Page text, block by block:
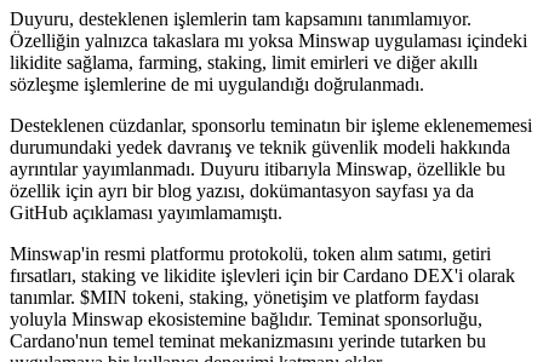
Duyuru, desteklenen işlemlerin tam kapsamını tanımlamıyor.
Özelliğin yalnızca takaslara mı yoksa Minswap uygulaması içindeki
likidite sağlama, farming, staking, limit emirleri ve diğer akıllı
sözleşme işlemlerine de mi uygulandığı doğrulanmadı.
Desteklenen cüzdanlar, sponsorlu teminatın bir işleme eklenememesi
durumundaki yedek davranış ve teknik güvenlik modeli hakkında
ayrıntılar yayımlanmadı. Duyuru itibarıyla Minswap, özellikle bu
özellik için ayrı bir blog yazısı, dokümantasyon sayfası ya da
GitHub açıklaması yayımlamamıştı.
Minswap'in resmi platformu protokolü, token alım satımı, getiri
fırsatları, staking ve likidite işlevleri için bir Cardano DEX'i olarak
tanımlar. $MIN tokeni, staking, yönetişim ve platform faydası
yoluyla Minswap ekosistemine bağlıdır. Teminat sponsorluğu,
Cardano'nun temel teminat mekanizmasını yerinde tutarken bu